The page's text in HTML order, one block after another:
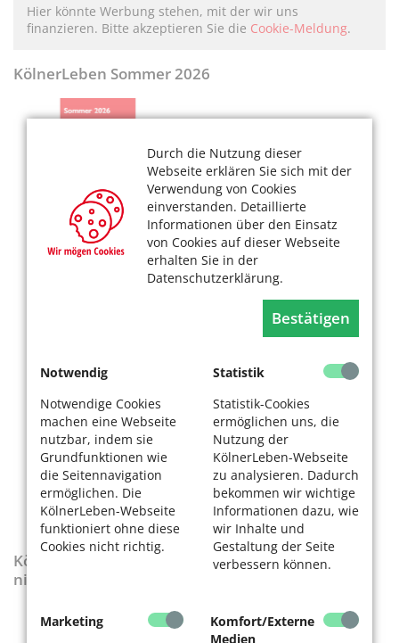
Durch die Nutzung dieser
Webseite erklären Sie sich mit der
Verwendung von Cookies
einverstanden. Detaillierte
Informationen über den Einsatz
von Cookies auf dieser Webseite
erhalten Sie in der
Datenschutzerklärung.
Bestätigen
Notwendig
Notwendige Cookies
machen eine Webseite
nutzbar, indem sie
Grundfunktionen wie
die Seitennavigation
ermöglichen. Die
KölnerLeben-Webseite
funktioniert ohne diese
Cookies nicht richtig.
Statistik
Statistik-Cookies
ermöglichen uns, die
Nutzung der
KölnerLeben-Webseite
zu analysieren. Dadurch
bekommen wir wichtige
Informationen dazu, wie
wir Inhalte und
Gestaltung der Seite
verbessern können.
Marketing
Komfort/Externe
Medien
Hier könnte Werbung stehen, mit der wir uns
finanzieren. Bitte akzeptieren Sie die Cookie-Meldung.
KölnerLeben Sommer 2026
KölnerLeben-Sonderausgabe „Wenn die Rente
nicht reicht“